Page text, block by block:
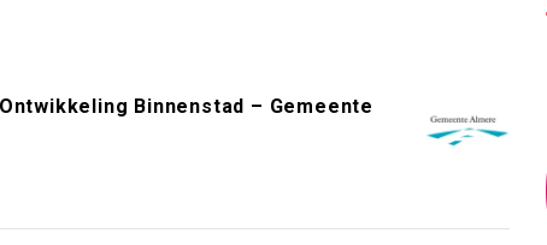
Binnenstad – Gemeente